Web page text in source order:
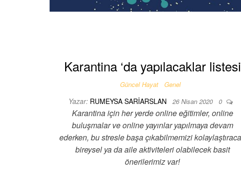
Karantina ‘da yapılacaklar listesi
Güncel Hayat Genel
Yazar: RUMEYSA SARIARSLAN 26 Nisan 2020 0
Karantina için her yerde online eğitimler, online
buluşmalar ve online yayınlar yapılmaya devam
ederken, bu stresle başa çıkabilmemizi
bireysel ya da aile aktiviteleri olabilecek basit
önerilerimiz var!